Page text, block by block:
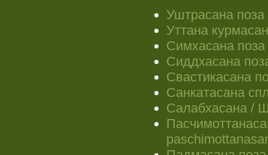
Уштрасана
Уттана
Симхасана
Сиддхасана
Свастикасана
Санкатасана
Салабхасана /